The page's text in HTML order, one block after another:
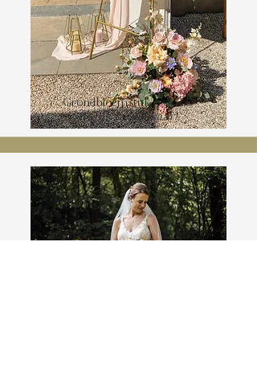
Grondbloemstuk €65,00
(1 stuk beschikaar)